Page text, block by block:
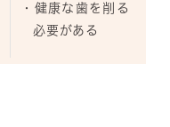
・健康な歯を削る
必要がある